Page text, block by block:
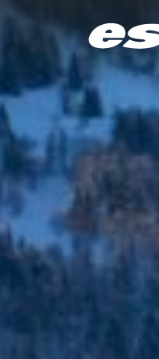
EN RU